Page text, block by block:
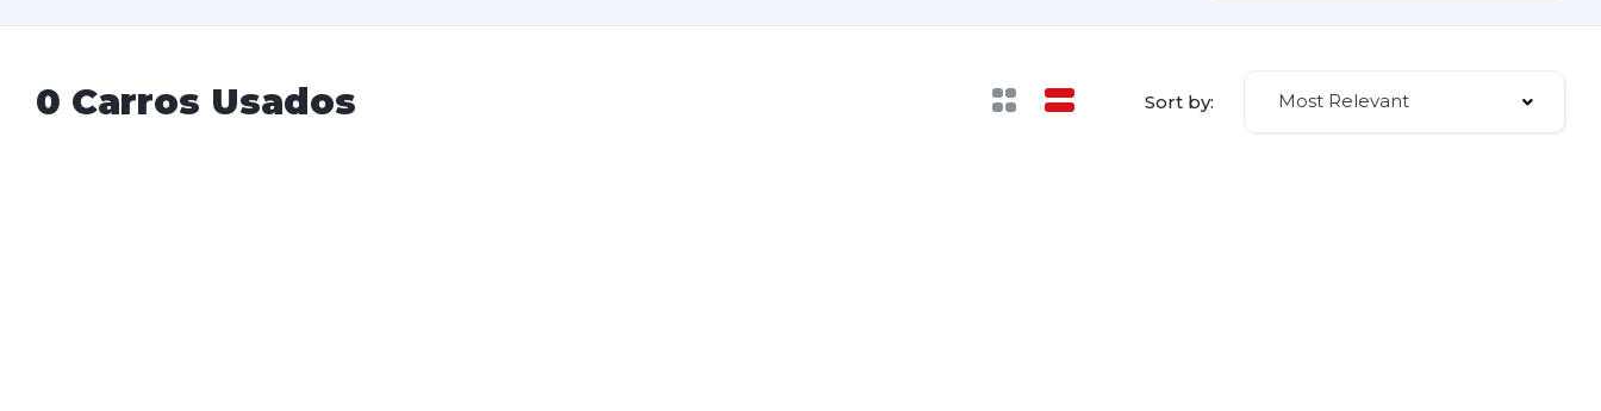
0 Carros Usados Sort by: Most Relevant